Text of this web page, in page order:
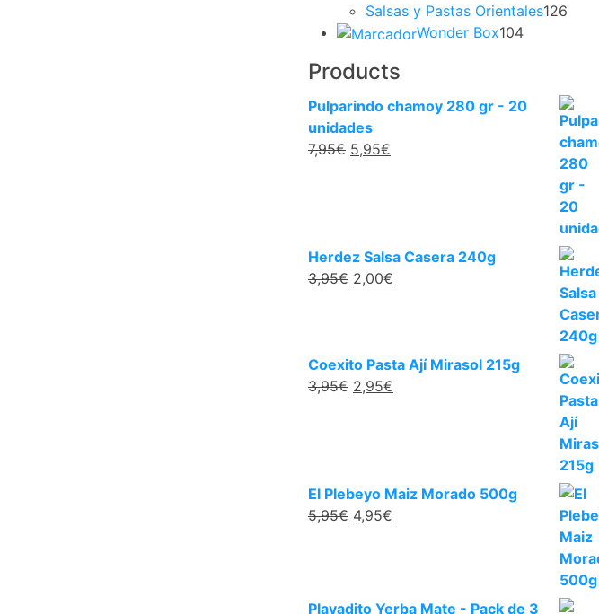
Salsas y Pastas Orientales126
Wonder Box104
Products
Pulparindo chamoy 280 gr - 20
unidades
7,95€ 5,95€
Herdez Salsa Casera 240g
3,95€ 2,00€
Coexito Pasta Ají Mirasol 215g
3,95€ 2,95€
El Plebeyo Maiz Morado 500g
5,95€ 4,95€
Playadito Yerba Mate - Pack de 3